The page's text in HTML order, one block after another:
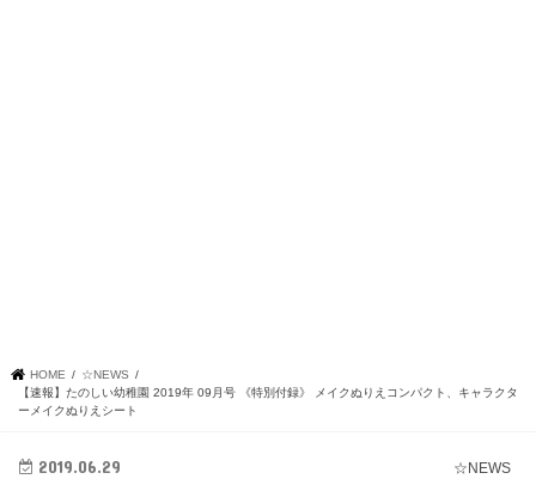
HOME
☆NEWS
【速報】たのしい幼稚園 2019年 09月号 《特別付録》 メイクぬりえコンパクト、キャラクタ
ーメイクぬりえシート
☆NEWS
2019.06.29